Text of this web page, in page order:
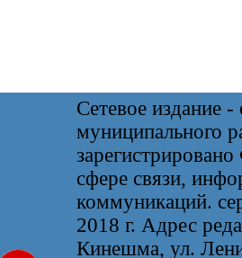
Сетевое издание
муниципального
сфере связи,
коммуникаций.
2018 г. Адрес
Кинешма, ул.